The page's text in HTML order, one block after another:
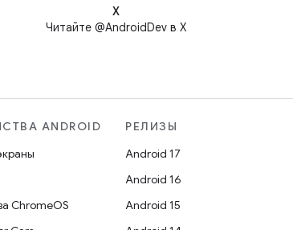
X
Читайте @AndroidDev в X
ANDROID
ChromeOS
РЕЛИЗЫ
Android 17
Android 16
Android 15